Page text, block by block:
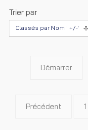
Trier par
Classés par Nom ' +/-'
Démarrer
Précédent 1